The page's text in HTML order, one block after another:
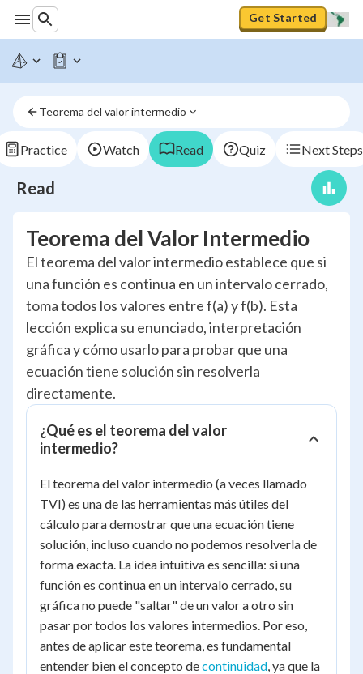
Get Started
Teorema del valor intermedio
Practice Watch Read Quiz Next Steps
Read
Teorema del Valor Intermedio
El teorema del valor intermedio establece que si
una función es continua en un intervalo cerrado,
toma todos los valores entre f(a) y f(b). Esta
lección explica su enunciado, interpretación
gráfica y cómo usarlo para probar que una
ecuación tiene solución sin resolverla
directamente.
¿Qué es el teorema del valor
intermedio?
El teorema del valor intermedio (a veces llamado
TVI) es una de las herramientas más útiles del
cálculo para demostrar que una ecuación tiene
solución, incluso cuando no podemos resolverla de
forma exacta. La idea intuitiva es sencilla: si una
función es continua en un intervalo cerrado, su
gráfica no puede "saltar" de un valor a otro sin
pasar por todos los valores intermedios. Por eso,
antes de aplicar este teorema, es fundamental
entender bien el concepto decontinuidad, ya que la